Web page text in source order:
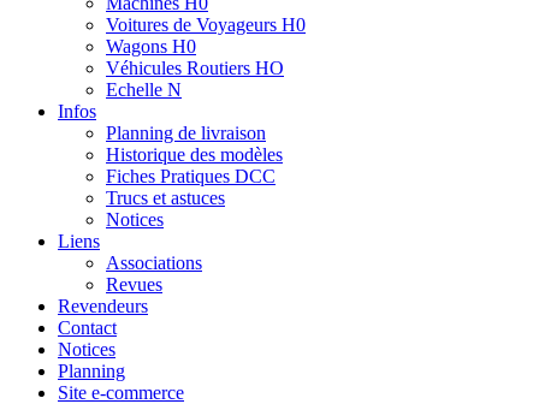
Voitures de Voyageurs H0
Wagons H0
Véhicules Routiers HO
Echelle N
Infos
Planning de livraison
Historique des modèles
Fiches Pratiques DCC
Trucs et astuces
Notices
Liens
Associations
Revues
Revendeurs
Contact
Notices
Planning
Site e-commerce